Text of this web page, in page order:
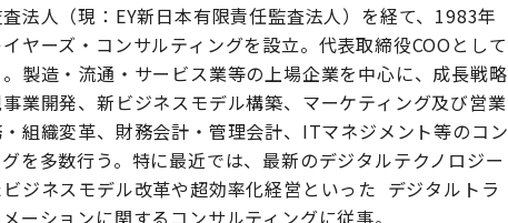
法人（現：EY新日本有限責任監査法人）を経て、1983年
ヤーズ・コンサルティングを設立。代表取締役COOとして
製造・流通・サービス業等の上場企業を中心に、成長戦略
業開発、新ビジネスモデル構築、マーケティング及び営業
組織変革、財務会計・管理会計、ITマネジメント等のコン
を多数行う。特に最近では、最新のデジタルテクノロジー
ジネスモデル改革や超効率化経営といった デジタルトラ
ーションに関するコンサルティングに従事。